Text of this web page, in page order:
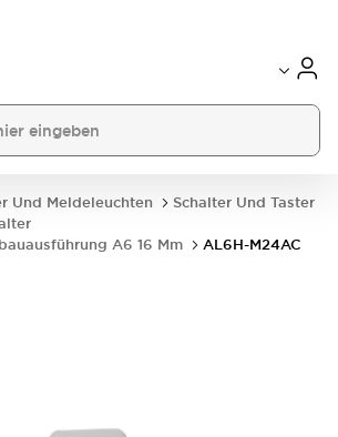
Und Meldeleuchten
Schalter Und Taster
A6 16 Mm
AL6H-M24AC